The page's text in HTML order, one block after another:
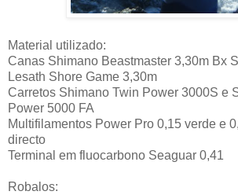
Material utilizado:
Canas Shimano Beastmaster 3,30m Bx
Lesath Shore Game 3,30m
Carretos Shimano Twin Power 3000S e
Power 5000 FA
Multifilamentos Power Pro 0,15 verde e
directo
Terminal em fluocarbono Seaguar 0,41
Robalos: